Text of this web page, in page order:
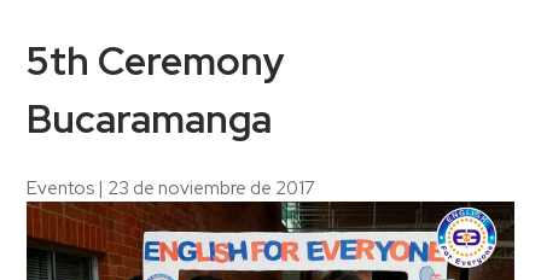
5th Ceremony
Bucaramanga
Eventos | 23 de noviembre de 2017